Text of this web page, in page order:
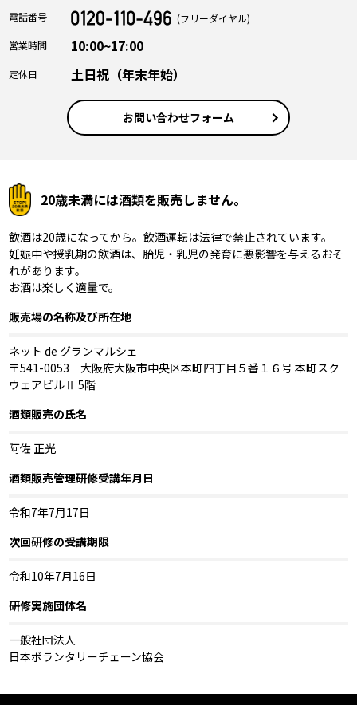
電話番号
(フリーダイヤル)
営業時間
10:00~17:00
定休日 土日祝（年末年始）
お問い合わせフォーム
20歳未満には酒類を販売しません。
飲酒は20歳になってから。飲酒運転は法律で禁止されています。
妊娠中や授乳期の飲酒は、胎児・乳児の発育に悪影響を与えるおそ
れがあります。
お酒は楽しく適量で。
販売場の名称及び所在地
ネット de グランマルシェ
〒541-0053 大阪府大阪市中央区本町四丁目５番１６号 本町スク
ウェアビルⅡ 5階
酒類販売の氏名
阿佐 正光
酒類販売管理研修受講年月日
令和7年7月17日
次回研修の受講期限
令和10年7月16日
研修実施団体名
一般社団法人
日本ボランタリーチェーン協会